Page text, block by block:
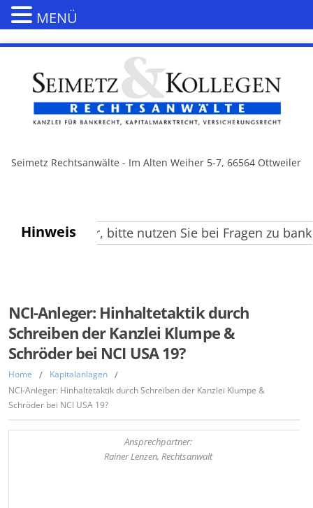
Seimetz Rechtsanwälte - Im Alten Weiher 5-7, 66564 Ottweiler
Hinweis
Besucher, bitte nutzen Sie bei Fragen zu bank-
NCI-Anleger: Hinhaltetaktik durch
Schreiben der Kanzlei Klumpe &
Schröder bei NCI USA 19?
Home / Kapitalanlagen /
NCI-Anleger: Hinhaltetaktik durch Schreiben der Kanzlei Klumpe &
Schröder bei NCI USA 19?
Ansprechpartner:
Rainer Lenzen, Rechtsanwalt
MENÜ